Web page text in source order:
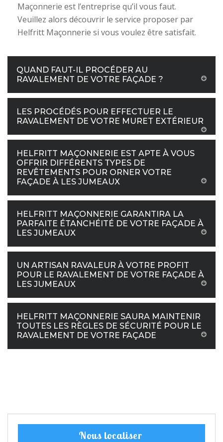
Maçonnerie est l’entreprise qu’il vous faut.
Veuillez alors découvrir le service proposer par
Helfritt Maçonnerie si vous voulez être satisfait.
QUAND FAUT-IL PROCÉDER AU
RAVALEMENT DE VOTRE FAÇADE ?
LES PROCÉDÉS POUR EFFECTUER LE
RAVALEMENT DE VOTRE MURET EXTÉRIEUR
HELFRITT MAÇONNERIE EST APTE À VOUS
OFFRIR DIFFÉRENTS TYPES DE
REVÊTEMENTS POUR ORNER VOTRE
FAÇADE À LES JUMEAUX
HELFRITT MAÇONNERIE GARANTIRA LA
PARFAITE ÉTANCHÉITÉ DE VOTRE FAÇADE À
LES JUMEAUX
UN ARTISAN RAVALEUR À VOTRE PROFIT
POUR LE RAVALEMENT DE VOTRE FAÇADE À
LES JUMEAUX
HELFRITT MAÇONNERIE SAURA MAINTENIR
TOUTES LES RÈGLES DE SÉCURITÉ POUR LE
RAVALEMENT DE VOTRE FAÇADE
Nous localiser